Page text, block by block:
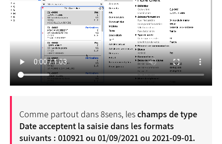
Comme partout dans 8sens, leschamps de type
Date acceptent la saisie dans les formats
suivants : 010921 ou 01/09/2021 ou 2021-09-01.